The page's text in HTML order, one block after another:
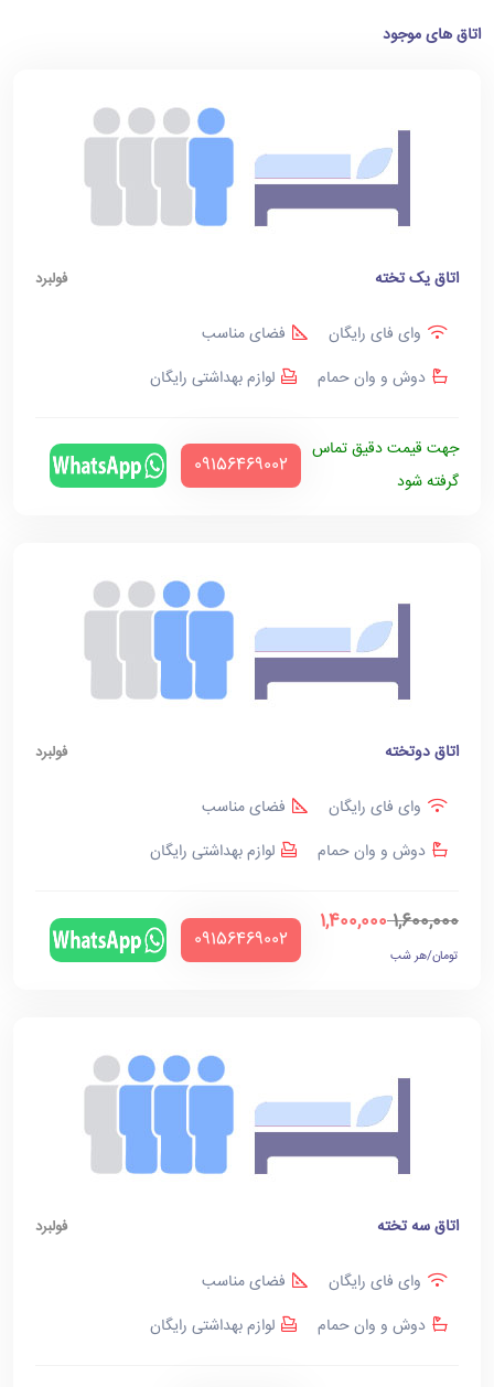
اتاق های موجود
اتاق یک تخته فولبرد
وای فای رایگان
فضای مناسب
دوش و وان حمام
لوازم بهداشتی رایگان
جهت قیمت دقیق تماس
گرفته شود
‪09156469002‬
اتاق دوتخته فولبرد
وای فای رایگان
فضای مناسب
دوش و وان حمام
لوازم بهداشتی رایگان
1,600,000
1,400,000
تومان/هر شب
‪09156469002‬
اتاق سه تخته فولبرد
وای فای رایگان
فضای مناسب
دوش و وان حمام
لوازم بهداشتی رایگان